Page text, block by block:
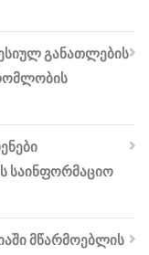
განათლების
საინფორმაციო
მწარმოებლის